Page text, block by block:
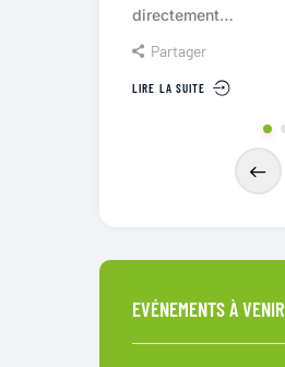
directement…
Partager
LIRE LA SUITE
EVÉNEMENTS À VENIR